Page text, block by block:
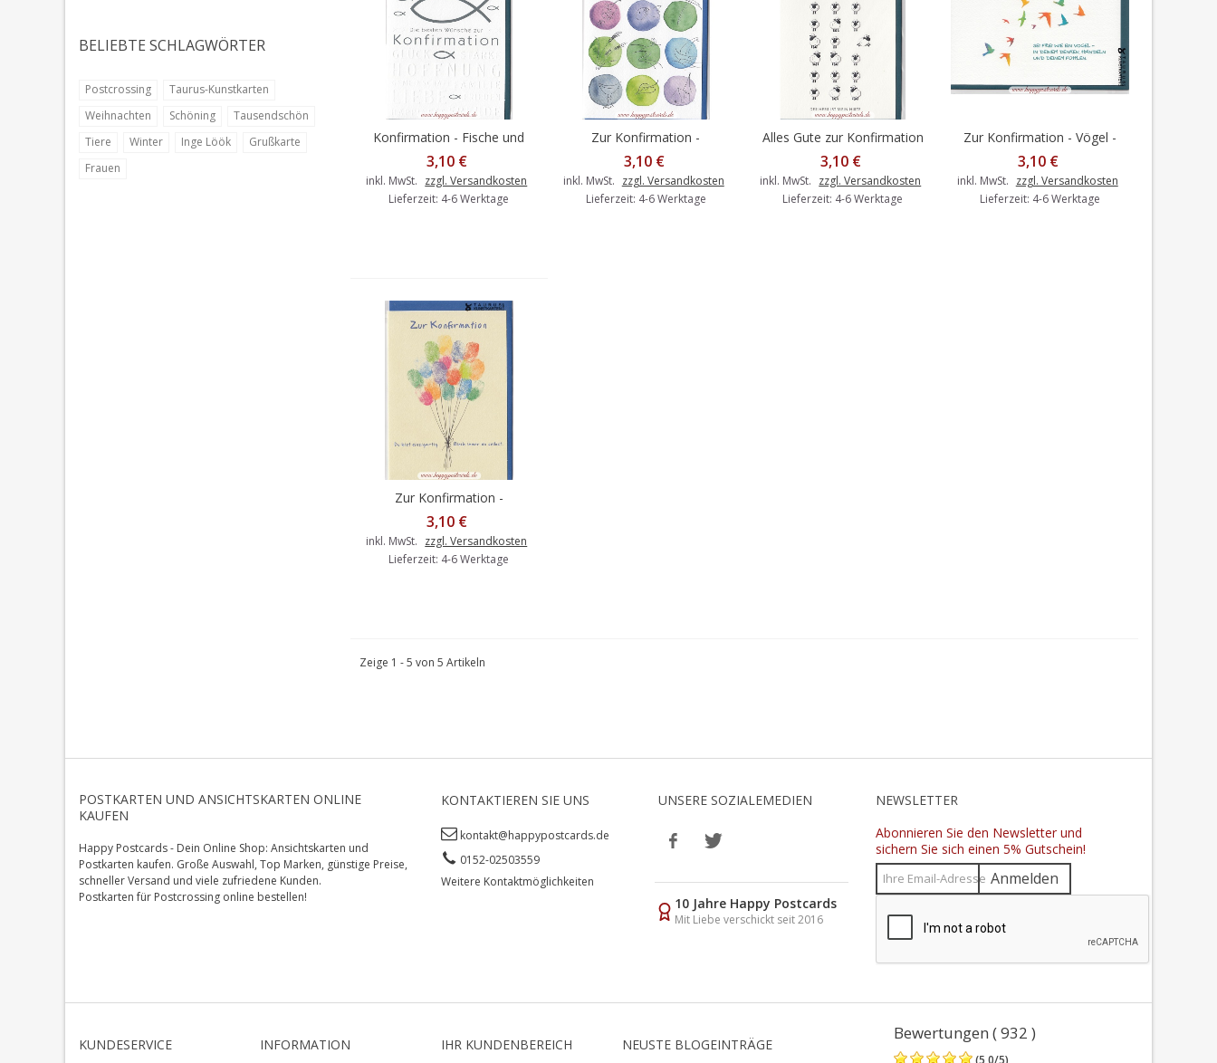
BELIEBTE SCHLAGWÖRTER
Postcrossing
Taurus-Kunstkarten
Weihnachten
Schöning
Tausendschön
Tiere
Winter Inge Löök
Grußkarte
Frauen
In den Warenkorb
Konfirmation - Fische und
Wünsche -
Konfirmationsgrußkarte
3,10 €
inkl. MwSt. zzgl. Versandkosten
Lieferzeit: 4-6 Werktage
In den Warenkorb
Zur Konfirmation -
Aquarellkreise -
Konfirmationsgrußkarte
3,10 €
inkl. MwSt. zzgl. Versandkosten
Lieferzeit: 4-6 Werktage
In den Warenkorb
Alles Gute zur Konfirmation
- Schafe -
Konfirmationsgrußkarte
3,10 €
inkl. MwSt. zzgl. Versandkosten
Lieferzeit: 4-6 Werktage
In den Warenkorb
Zur Konfirmation - Vögel -
Konfirmationsgrußkarte
3,10 €
inkl. MwSt. zzgl. Versandkosten
Lieferzeit: 4-6 Werktage
In den Warenkorb
Zur Konfirmation -
Luftballons -
Konfirmationsgrußkarte
3,10 €
inkl. MwSt. zzgl. Versandkosten
Lieferzeit: 4-6 Werktage
Zeige 1 - 5 von 5 Artikeln
POSTKARTEN UND ANSICHTSKARTEN ONLINE
KAUFEN
Happy Postcards - Dein Online Shop: Ansichtskarten und
Postkarten kaufen. Große Auswahl, Top Marken, günstige Preise,
schneller Versand und viele zufriedene Kunden.
Postkarten für Postcrossing online bestellen!
KONTAKTIEREN SIE UNS
kontakt@happypostcards.de
0152-02503559
Weitere Kontaktmöglichkeiten
UNSERE SOZIALEMEDIEN
10 Jahre Happy Postcards
Mit Liebe verschickt seit 2016
NEWSLETTER
Abonnieren Sie den Newsletter und
sichern Sie sich einen 5% Gutschein!
Anmelden
KUNDESERVICE INFORMATION IHR KUNDENBEREICH NEUSTE BLOGEINTRÄGE
Bewertungen ( 932 )
(5,0/5)